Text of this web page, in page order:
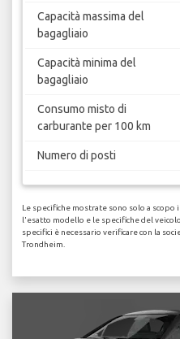
Capacità massima del
bagagliaio
Capacità minima del
bagagliaio
Consumo misto di
carburante per 100 km
Numero di posti
Le specifiche mostrate sono solo a
l'esatto modello e le specifiche del
specifici è necessario verificare con la
Trondheim.